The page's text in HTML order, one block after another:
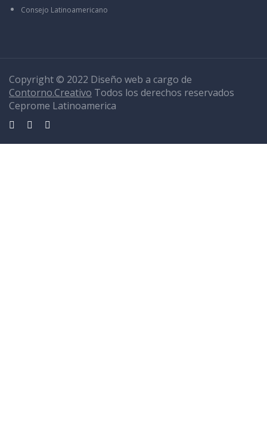
Consejo Latinoamericano
Copyright © 2022 Diseño web a cargo de
Contorno.Creativo Todos los derechos reservados
Ceprome Latinoamerica